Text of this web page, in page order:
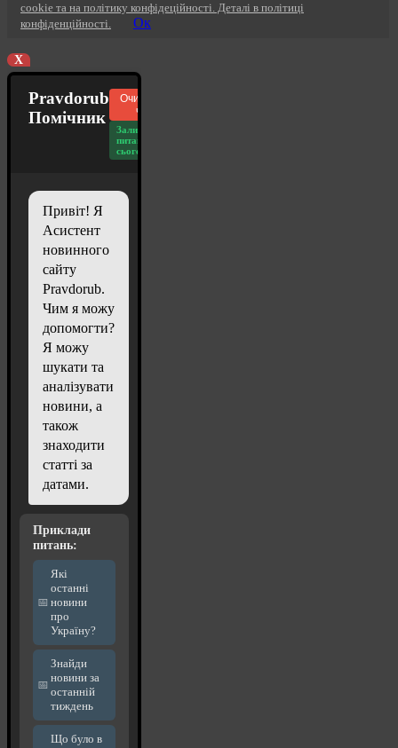
cookie та на політику конфідеційності. Деталі в політиці
конфіденційності.
Ок
X
Pravdorub
Помічник
Очистити
чат
Залишилось
питань
сьогодні: 20
Привіт! Я
Асистент
новинного
сайту
Pravdorub.
Чим я можу
допомогти?
Я можу
шукати та
аналізувати
новини, а
також
знаходити
статті за
датами.
Приклади
питань:
Які
останні
новини
про
Україну?
Знайди
новини за
останній
тиждень
Що було в